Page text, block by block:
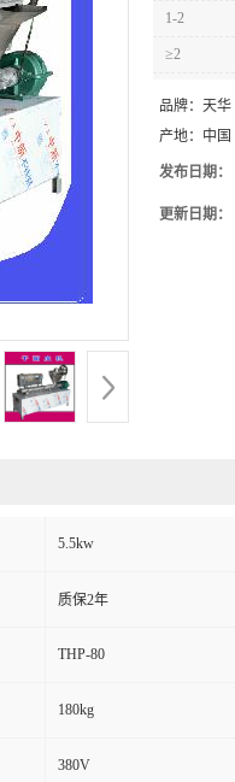
1-2
≥2
品牌： 天华
产地： 中国
发布日期：
更新日期：
5.5kw
质保2年
THP-80
180kg
380V